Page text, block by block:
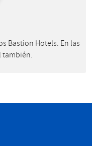
Bastion Hotels. En las
también.